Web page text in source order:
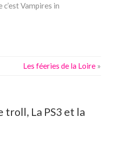
c’est Vampires in
Les féeries de la Loire»
troll, La PS3 et la